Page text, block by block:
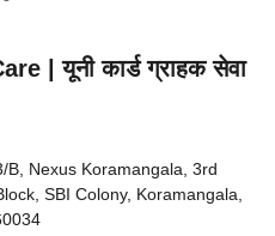
| यूनी कार्ड ग्राहक सेवा
B, Nexus Koramangala, 3rd
SBI Colony, Koramangala,